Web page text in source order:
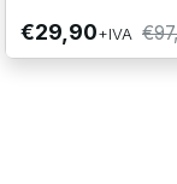
€29,90+IVA